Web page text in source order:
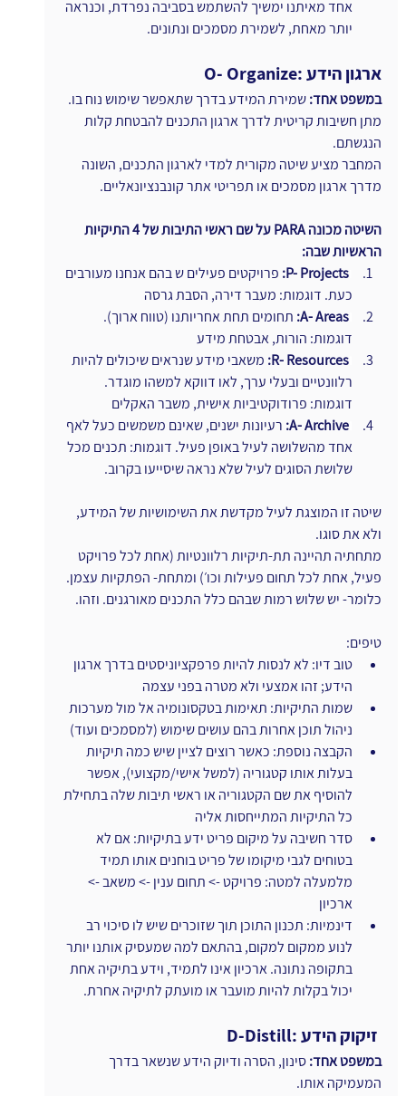
אחד מאיתנו ימשיך להשתמש בסביבה נפרדת, וכנראה
יותר מאחת, לשמירת מסמכים ונתונים.
O- Organize: ארגון הידע
במשפט אחד: שמירת המידע בדרך שתאפשר שימוש נוח בו.
מתן חשיבות קריטית לדרך ארגון התכנים להבטחת קלות
הנגשתם.
המחבר מציע שיטה מקורית למדי לארגון התכנים, השונה
מדרך ארגון מסמכים או תפריטי אתר קונבנציונאליים.
השיטה מכונה PARA על שם ראשי התיבות של 4 התיקיות
הראשיות שבה:
P- Projects: פרויקטים פעילים ש בהם אנחנו מעורבים
כעת. דוגמות: מעבר דירה, הסבת גרסה
A- Areas: תחומים תחת אחריותנו (טווח ארוך).
דוגמות: הורות, אבטחת מידע
R- Resources: משאבי מידע שנראים שיכולים להיות
רלוונטיים ובעלי ערך, לאו דווקא למשהו מוגדר.
דוגמות: פרודוקטיביות אישית, משבר האקלים
A- Archive: רעיונות ישנים, שאינם משמשים כעל לאף
אחד מהשלושה לעיל באופן פעיל. דוגמות: תכנים מכל
שלושת הסוגים לעיל שלא נראה שיסייעו בקרוב.
שיטה זו המוצגת לעיל מקדשת את השימושיות של המידע,
ולא את סוגו.
מתחתיה תהיינה תת-תיקיות רלוונטיות (אחת לכל פרויקט
פעיל, אחת לכל תחום פעילות וכו׳) ומתחת- הפתקיות עצמן.
כלומר- יש שלוש רמות שבהם כלל התכנים מאורגנים. וזהו.
טיפים:
טוב דיו: לא לנסות להיות פרפקציוניסטים בדרך ארגון
הידע; זהו אמצעי ולא מטרה בפני עצמה
שמות התיקיות: תאימות בטקסונומיה אל מול מערכות
ניהול תוכן אחרות בהם עושים שימוש (למסמכים ועוד)
הקבצה נוספת: כאשר רוצים לציין שיש כמה תיקיות
בעלות אותו קטגוריה (למשל אישי/מקצועי), אפשר
להוסיף את שם הקטגוריה או ראשי תיבות שלה בתחילת
כל התיקיות המתייחסות אליה
סדר חשיבה על מיקום פריט ידע בתיקיות: אם לא
בטוחים לגבי מיקומו של פריט בוחנים אותו תמיד
מלמעלה למטה: פרויקט -> תחום ענין -> משאב ->
ארכיון
דינמיות: תכנון התוכן תוך שזוכרים שיש לו סיכוי רב
לנוע ממקום למקום, בהתאם למה שמעסיק אותנו יותר
בתקופה נתונה. ארכיון אינו לתמיד, וידע בתיקיה אחת
יכול בקלות להיות מועבר או מועתק לתיקיה אחרת.
במשפט אחד: סינון, הסרה ודיוק הידע שנשאר בדרך
המעמיקה אותו.